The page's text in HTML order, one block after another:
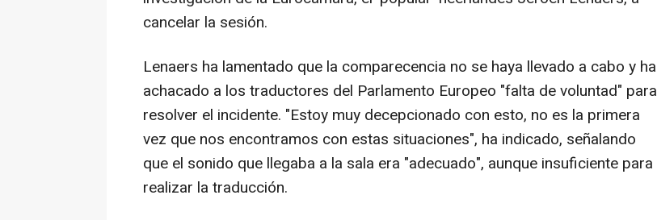
cancelar la sesión.
Lenaers ha lamentado que la comparecencia no se haya llevado a cabo y ha
achacado a los traductores del Parlamento Europeo "falta de voluntad" para
resolver el incidente. "Estoy muy decepcionado con esto, no es la primera
vez que nos encontramos con estas situaciones", ha indicado, señalando
que el sonido que llegaba a la sala era "adecuado", aunque insuficiente para
realizar la traducción.